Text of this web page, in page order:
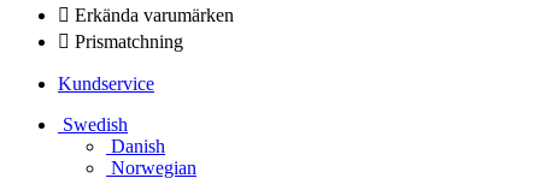
Erkända varumärken
Prismatchning
Kundservice
Swedish
Danish
Norwegian